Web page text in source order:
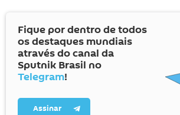
Fique por dentro de todos
os destaques mundiais
através do canal da
Sputnik Brasil no
Telegram!
Assinar